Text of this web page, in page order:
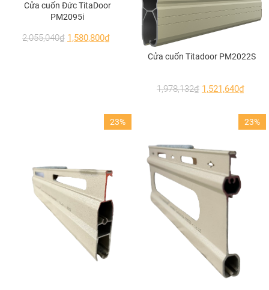
Vách ngăn phòng ngủ nhôm kính đẹp
Cửa cuốn Đức TitaDoor
PM2095i
2,055,040₫ 1,580,800₫
Cửa cuốn Titadoor PM2022S
1,978,132₫ 1,521,640₫
23% 23%